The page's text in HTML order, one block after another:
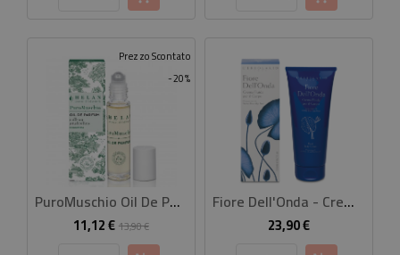
-20%
Prezzo Scontato
PuroMuschio Oil De Parfum 10 Ml
11,12 €Prezzo
base
13,90 €Prezzo
Fiore Dell'Onda - Crema Fluida Corpo
23,90 €Prezzo